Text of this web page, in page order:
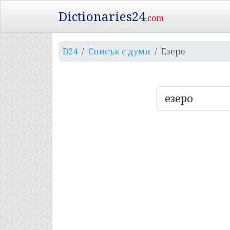
Dictionaries24.com
D24 Списък с думи Езеро